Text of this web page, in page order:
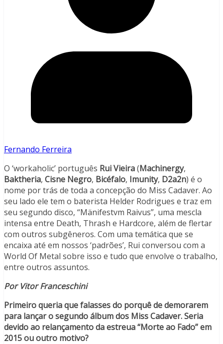
Fernando Ferreira
O ‘workaholic’ português Rui Vieira(Machinergy,
Baktheria, Cisne Negro, Bicéfalo, Imunity, D2a2n) é o
nome por trás de toda a concepção do Miss Cadaver. Ao
seu lado ele tem o baterista Helder Rodrigues e traz em
seu segundo disco, “Mänifestvm Raivus”, uma mescla
intensa entre Death, Thrash e Hardcore, além de flertar
com outros subgêneros. Com uma temática que se
encaixa até em nossos ‘padrões’, Rui conversou com a
World Of Metal sobre isso e tudo que envolve o trabalho,
entre outros assuntos.
Por Vitor Franceschini
Primeiro queria que falasses do porquê de demorarem
para lançar o segundo álbum dos Miss Cadaver. Seria
devido ao relançamento da estreua “Morte ao Fado” em
2015 ou outro motivo?